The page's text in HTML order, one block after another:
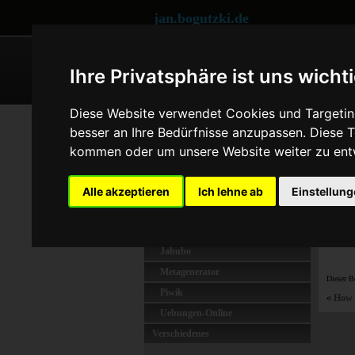
Ihre Privatsphäre ist uns
Diese Website verwendet Cookies und
besser an Ihre Bedürfnisse anzupassen. Diese
kommen oder um unsere Website weiter zu
Alle akzeptieren Ich lehne ab
jan.bogutzki.de
COUNTERPIXEL PIWIK
Blog-Themen
Coingalery
Counterpixel
Jabubo
Metagenerator
Piwik
Uebungen-Online
Verschiedenes
I used
Dieser
«